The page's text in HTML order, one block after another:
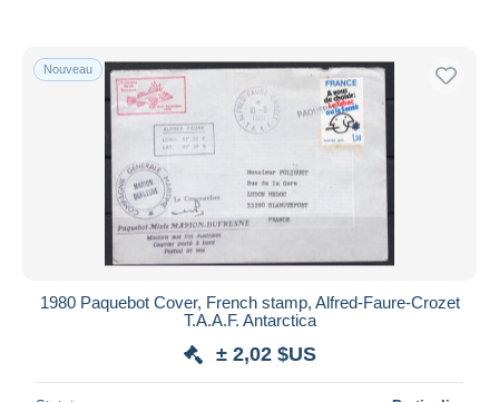
Nouveau
1980 Paquebot Cover, French stamp, Alfred-Faure-Crozet
T.A.A.F. Antarctica
± 2,02 $US